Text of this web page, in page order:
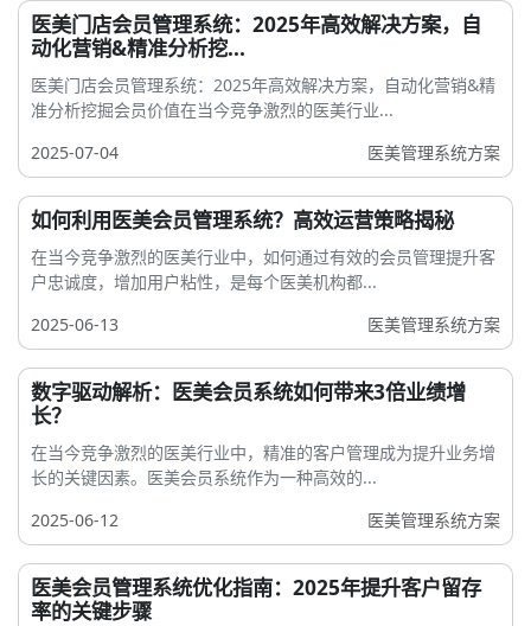
医美门店会员管理系统：2025年高效解决方案，自
动化营销&精准分析挖...
医美门店会员管理系统：2025年高效解决方案，自动化营销&精
准分析挖掘会员价值在当今竞争激烈的医美行业...
2025-07-04
医美管理系统方案
如何利用医美会员管理系统？高效运营策略揭秘
在当今竞争激烈的医美行业中，如何通过有效的会员管理提升客
户忠诚度，增加用户粘性，是每个医美机构都...
2025-06-13
医美管理系统方案
数字驱动解析：医美会员系统如何带来3倍业绩增
长？
在当今竞争激烈的医美行业中，精准的客户管理成为提升业务增
长的关键因素。医美会员系统作为一种高效的...
2025-06-12
医美管理系统方案
医美会员管理系统优化指南：2025年提升客户留存
率的关键步骤